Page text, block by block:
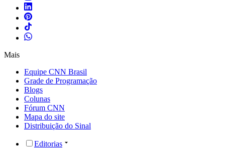
Mais
Equipe CNN Brasil
Grade de Programação
Blogs
Colunas
Fórum CNN
Mapa do site
Distribuição do Sinal
Editorias